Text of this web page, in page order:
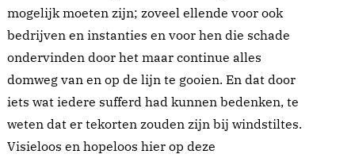
mogelijk moeten zijn; zoveel ellende voor ook
bedrijven en instanties en voor hen die schade
ondervinden door het maar continue alles
domweg van en op de lijn te gooien. En dat door
iets wat iedere sufferd had kunnen bedenken, te
weten dat er tekorten zouden zijn bij windstiltes.
Visieloos en hopeloos hier op deze